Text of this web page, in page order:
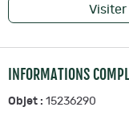
INFORMATIONS
Objet : 15236290